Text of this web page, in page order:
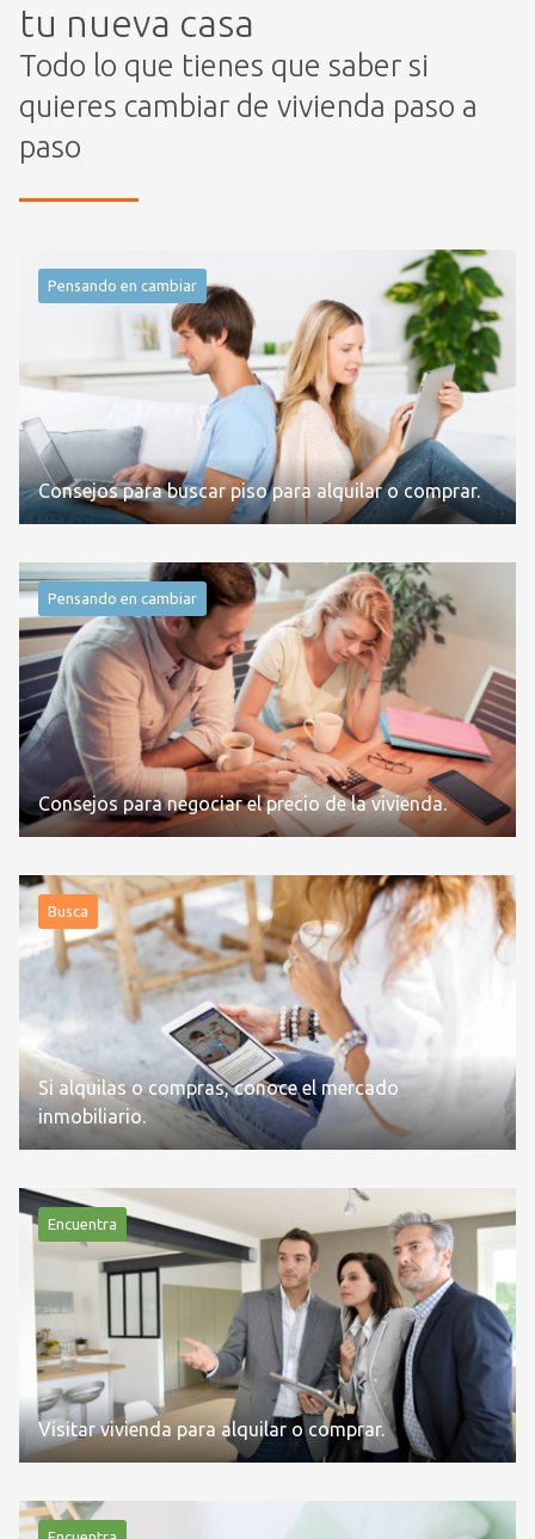
tu nueva casa
Todo lo que tienes que saber si
quieres cambiar de vivienda paso a
paso
Pensando en cambiar
Consejos para buscar piso para alquilar o comprar.
Pensando en cambiar
Consejos para negociar el precio de la vivienda.
Busca
Si alquilas o compras, conoce el mercado
inmobiliario.
Encuentra
Visitar vivienda para alquilar o comprar.